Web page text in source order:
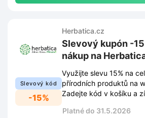
Slevový kód
-15%
Herbatica.cz
Slevový kupón -
nákup na
Využijte slevu 15% na
přírodních produktů na
Zadejte kód v košíku a
Platné do 31.5.2026